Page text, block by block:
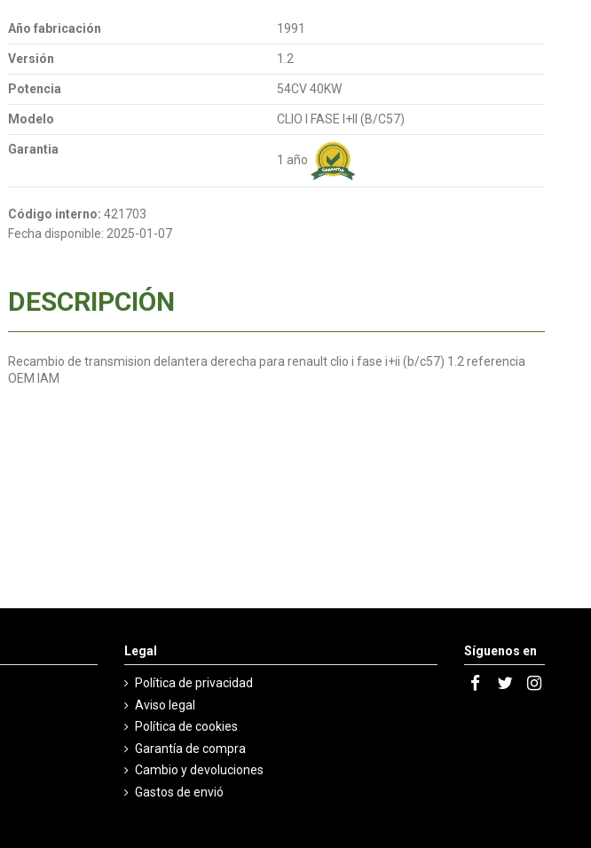
Año fabricación 1991
Versión 1.2
Potencia 54CV 40KW
Modelo CLIO I FASE I+II (B/C57)
Garantia
1 año
Código interno: 421703
Fecha disponible: 2025-01-07
DESCRIPCIÓN
Recambio de transmision delantera derecha para renault clio i fase i+ii (b/c57) 1.2 referencia
OEM IAM
Legal
Política de privacidad
Aviso legal
Política de cookies
Garantía de compra
Cambio y devoluciones
Gastos de envió
Síguenos en